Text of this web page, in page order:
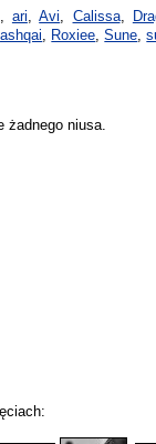
, ari,Avi, Calissa,
, Roxiee,Sune,
żadnego niusa.